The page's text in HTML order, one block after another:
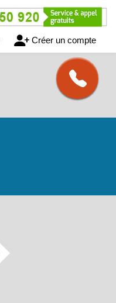
Créer un compte